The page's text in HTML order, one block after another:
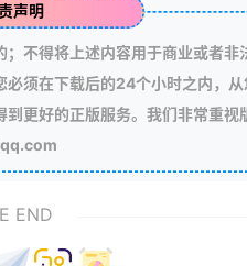
声明
不得将上述内容用于商业或者非
须在下载后的24个小时之内，
更好的正版服务。我们非常重视
END